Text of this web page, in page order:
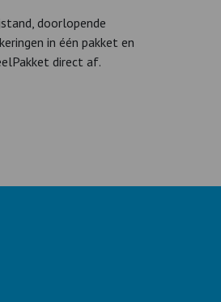
doorlopende
in één pakket en
direct af.